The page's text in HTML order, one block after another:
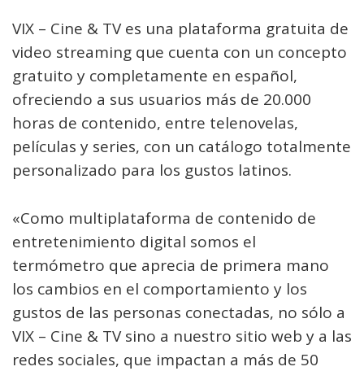
VIX – Cine & TV es una plataforma gratuita de
video streaming que cuenta con un concepto
gratuito y completamente en español,
ofreciendo a sus usuarios más de 20.000
horas de contenido, entre telenovelas,
películas y series, con un catálogo totalmente
personalizado para los gustos latinos.
«Como multiplataforma de contenido de
entretenimiento digital somos el
termómetro que aprecia de primera mano
los cambios en el comportamiento y los
gustos de las personas conectadas, no sólo a
VIX – Cine & TV sino a nuestro sitio web y a las
redes sociales, que impactan a más de 50